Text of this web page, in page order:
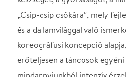
formákban, játékos mozdulatokban,
látványos gazdag élményt nyújt.
híres magyar zeneszerző Változatok
gyermekdalra című művét
a darab zenei aláfestéséhez. Az est